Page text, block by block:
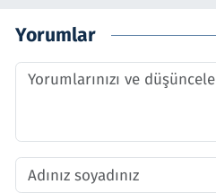
Yorumlar